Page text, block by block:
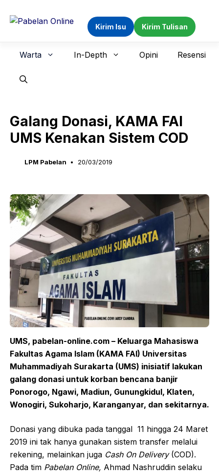
Kirim Isu Kirim Tulisan
Warta In-Depth Opini Resensi
Galang Donasi, KAMA FAI
UMS Kenakan Sistem COD
LPM Pabelan 20/03/2019
UMS, pabelan-online.com – Keluarga Mahasiswa
Fakultas Agama Islam (KAMA FAI) Universitas
Muhammadiyah Surakarta (UMS) inisiatif lakukan
galang donasi untuk korban bencana banjir
Ponorogo, Ngawi, Madiun, Gunungkidul, Klaten,
Wonogiri, Sukoharjo, Karanganyar, dan sekitarnya.
Donasi yang dibuka pada tanggal 11 hingga 24 Maret
2019 ini tak hanya gunakan sistem transfer melalui
rekening, melainkan juga Cash On Delivery (COD).
Pada tim Pabelan Online, Ahmad Nashruddin selaku